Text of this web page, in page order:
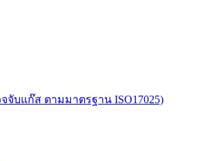
จจับแก๊ส ตามมาตรฐาน ISO17025)